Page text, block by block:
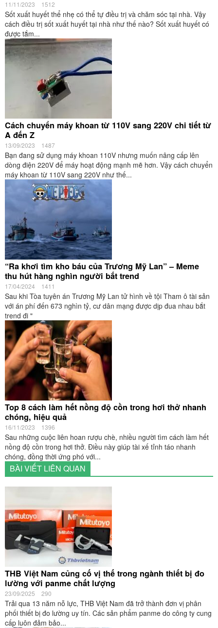
11/11/2023 1512
Sốt xuất huyết thể nhẹ có thể tự điều trị và chăm sóc tại nhà. Vậy
cách điều trị sốt xuất huyết tại nhà như thế nào? Sốt xuất huyết có
được tắm...
Cách chuyển máy khoan từ 110V sang 220V chi tiết từ
A đến Z
13/09/2023 1487
Bạn đang sử dụng máy khoan 110V nhưng muốn nâng cấp lên
dòng điện 220V để máy hoạt động mạnh mẽ hơn. Vậy cách chuyển
máy khoan từ 110V sang 220V như thế...
“Ra khơi tìm kho báu của Trương Mỹ Lan” – Meme
thu hút hàng nghìn người bắt trend
17/04/2024 1411
Sau khi Tòa tuyên án Trương Mỹ Lan tử hình về tội Tham ô tài sản
với án phí đến 673 nghìn tỷ, cư dân mạng được dịp đua nhau bắt
trend đi "
Top 8 cách làm hết nồng độ cồn trong hơi thở nhanh
chóng, hiệu quả
16/11/2023 1396
Sau những cuộc liên hoan rượu chè, nhiều người tìm cách làm hết
nồng độ cồn trong hơi thở. Điều này giúp tài xế tỉnh táo nhanh
chóng, đồng thời ứng phó với...
BÀI VIẾT LIÊN QUAN
THB Việt Nam củng cố vị thế trong ngành thiết bị đo
lường với panme chất lượng
23/09/2025 290
Trải qua 13 năm nỗ lực, THB Việt Nam đã trở thành đơn vị phân
phối thiết bị đo lường uy tín. Các sản phẩm panme do công ty cung
cấp luôn đảm bảo...